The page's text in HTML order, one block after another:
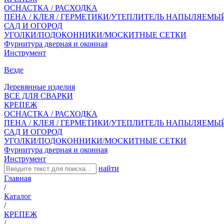
ОСНАСТКА / РАСХОДКА
ПЕНА / КЛЕЯ / ГЕРМЕТИКИ/УТЕПЛИТЕЛЬ
САД И ОГОРОД
УГОЛКИ/ПОДОКОННИКИ/МОСКИТНЫЕ СЕТКИ
Фурнитура дверная и оконная
Инструмент
Везде
Деревянные изделия
ВСЕ ДЛЯ СВАРКИ
КРЕПЕЖ
ОСНАСТКА / РАСХОДКА
ПЕНА / КЛЕЯ / ГЕРМЕТИКИ/УТЕПЛИТЕЛЬ
САД И ОГОРОД
УГОЛКИ/ПОДОКОННИКИ/МОСКИТНЫЕ СЕТКИ
Фурнитура дверная и оконная
Инструмент
найти
Главная
/
Каталог
/
КРЕПЕЖ